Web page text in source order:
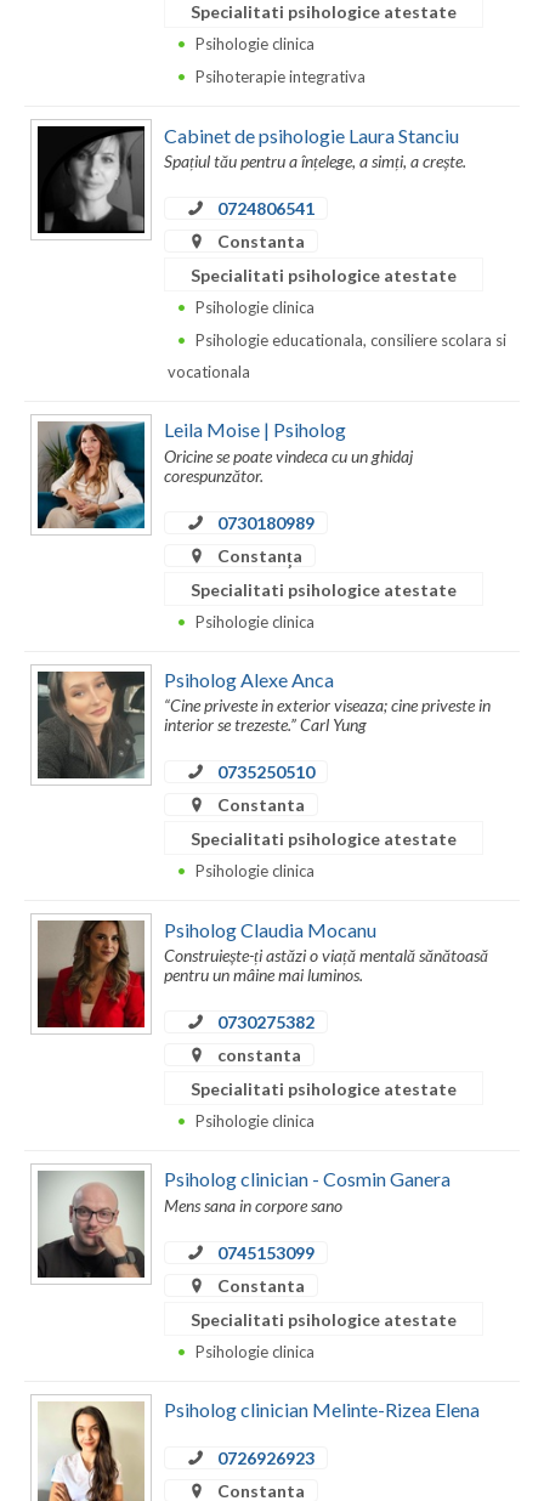
Suceava
Vaslui
Vrancea
Specialitati psihologice atestate
Psihologie clinica
Psihoterapie integrativa
Cabinet de psihologie Laura Stanciu
Spațiul tău pentru a înțelege, a simți, a crește.
0724806541
Constanta
Specialitati psihologice atestate
Psihologie clinica
Psihologie educationala, consiliere scolara si
vocationala
Leila Moise | Psiholog
Oricine se poate vindeca cu un ghidaj
corespunzător.
0730180989
Constanța
Specialitati psihologice atestate
Psihologie clinica
Psiholog Alexe Anca
“Cine priveste in exterior viseaza; cine priveste in
interior se trezeste.” Carl Yung
0735250510
Constanta
Specialitati psihologice atestate
Psihologie clinica
Psiholog Claudia Mocanu
Construiește-ți astăzi o viață mentală sănătoasă
pentru un mâine mai luminos.
0730275382
constanta
Specialitati psihologice atestate
Psihologie clinica
Psiholog clinician - Cosmin Ganera
Mens sana in corpore sano
0745153099
Constanta
Specialitati psihologice atestate
Psihologie clinica
Psiholog clinician Melinte-Rizea Elena
0726926923
Constanta